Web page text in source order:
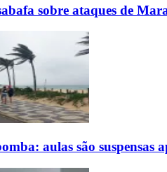
sobre ataques de
aulas são suspensas